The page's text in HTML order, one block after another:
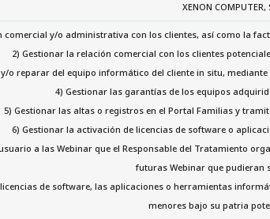
XENON COMPUTER,
comercial y/o administrativa con los clientes, así como la
2) Gestionar la relación comercial con los clientes
o reparar del equipo informático del cliente in situ,
4) Gestionar las garantías de los equipos
5) Gestionar las altas o registros en el Portal Familias y
6) Gestionar la activación de licencias de software o
a las Webinar que el Responsable del Tratamiento
futuras Webinar que pudieran
de software, las aplicaciones o herramientas
menores bajo su patria